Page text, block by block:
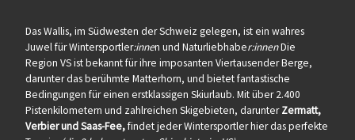
Das Wallis, im Südwesten der Schweiz gelegen, ist ein wahres
Juwel für Wintersportler:innen und Naturliebhaber:innenDie
Region VS ist bekannt für ihre imposanten Viertausender Berge,
darunter das berühmte Matterhorn, und bietet fantastische
Bedingungen für einen erstklassigen Skiurlaub. Mit über 2.400
Pistenkilometern und zahlreichen Skigebieten, darunterZermatt,
Verbier und Saas-Fee,findet jeder Wintersportler hier das perfekte